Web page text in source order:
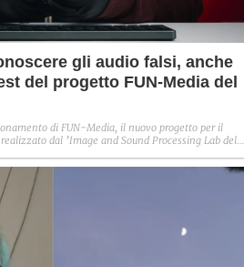
gli audio falsi, anche
del progetto FUN-Media del
di FUN-Media, il nuovo progetto per il
dal ’Image and Sound Processing Lab del